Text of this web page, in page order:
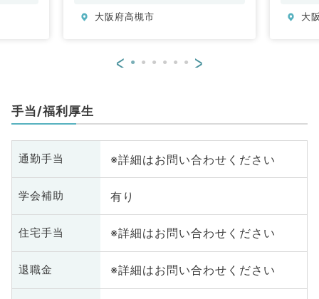
大阪府高槻市 大
< >
手当/福利厚生
通勤手当 ※詳細はお問い合わせください
学会補助 有り
住宅手当 ※詳細はお問い合わせください
退職金 ※詳細はお問い合わせください